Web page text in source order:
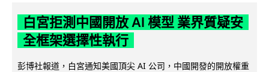
白宮拒測中國開放 AI 模型 業界質疑安
全框架選擇性執行
彭博社報道，白宮通知美國頂尖 AI 公司，中國開發的開放權重